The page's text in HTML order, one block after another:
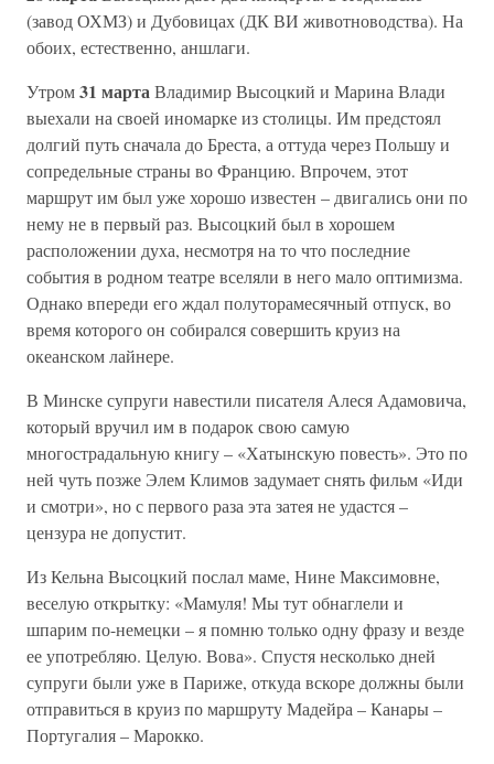
(завод ОХМЗ) и Дубовицах (ДК ВИ животноводства). На
обоих, естественно, аншлаги.
Утром31 мартаВладимир Высоцкий и Марина Влади
выехали на своей иномарке из столицы. Им предстоял
долгий путь сначала до Бреста, а оттуда через Польшу и
сопредельные страны во Францию. Впрочем, этот
маршрут им был уже хорошо известен – двигались они по
нему не в первый раз. Высоцкий был в хорошем
расположении духа, несмотря на то что последние
события в родном театре вселяли в него мало оптимизма.
Однако впереди его ждал полуторамесячный отпуск, во
время которого он собирался совершить круиз на
океанском лайнере.
В Минске супруги навестили писателя Алеся Адамовича,
который вручил им в подарок свою самую
многострадальную книгу – «Хатынскую повесть». Это по
ней чуть позже Элем Климов задумает снять фильм «Иди
и смотри», но с первого раза эта затея не удастся –
цензура не допустит.
Из Кельна Высоцкий послал маме, Нине Максимовне,
веселую открытку: «Мамуля! Мы тут обнаглели и
шпарим по-немецки – я помню только одну фразу и везде
ее употребляю. Целую. Вова». Спустя несколько дней
супруги были уже в Париже, откуда вскоре должны были
отправиться в круиз по маршруту Мадейра – Канары –
Португалия – Марокко.